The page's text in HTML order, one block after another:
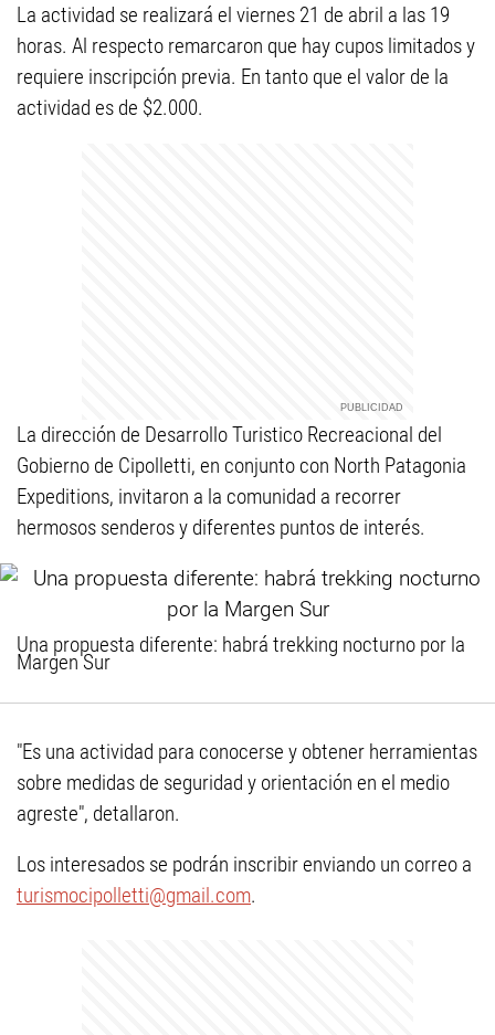
La actividad se realizará el viernes 21 de abril a las 19
horas. Al respecto remarcaron que hay cupos limitados y
requiere inscripción previa. En tanto que el valor de la
actividad es de $2.000.
La dirección de Desarrollo Turistico Recreacional del
Gobierno de Cipolletti, en conjunto con North Patagonia
Expeditions, invitaron a la comunidad a recorrer
hermosos senderos y diferentes puntos de interés.
Una propuesta diferente: habrá trekking nocturno por la
Margen Sur
"Es una actividad para conocerse y obtener herramientas
sobre medidas de seguridad y orientación en el medio
agreste", detallaron.
Los interesados se podrán inscribir enviando un correo a
turismocipolletti@gmail.com.